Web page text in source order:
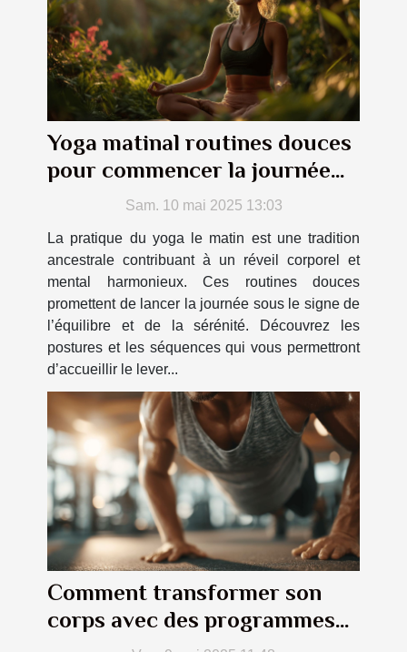
Yoga matinal routines douces
pour commencer la journée
du bon piedSam. 10 mai 2025 13:03
La pratique du yoga le matin est une tradition
ancestrale contribuant à un réveil corporel et
mental harmonieux. Ces routines douces
promettent de lancer la journée sous le signe de
l’équilibre et de la sérénité. Découvrez les
postures et les séquences qui vous permettront
d’accueillir le lever...
Comment transformer son
corps avec des programmes